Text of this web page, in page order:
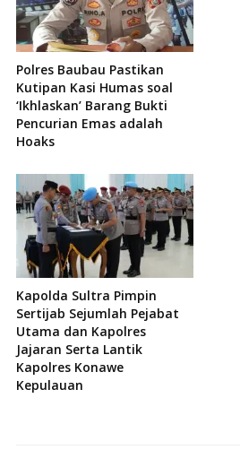
Polres Baubau Pastikan
Kutipan Kasi Humas soal
‘Ikhlaskan’ Barang Bukti
Pencurian Emas adalah
Hoaks
Kapolda Sultra Pimpin
Sertijab Sejumlah Pejabat
Utama dan Kapolres
Jajaran Serta Lantik
Kapolres Konawe
Kepulauan